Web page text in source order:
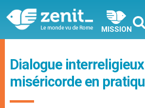
MISSION
Dialogue
miséricorde en